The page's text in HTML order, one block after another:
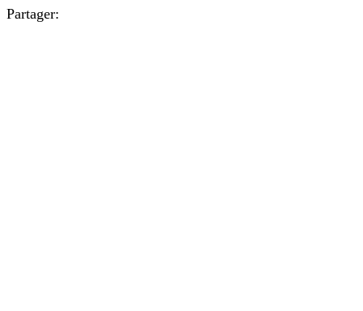
Partager: